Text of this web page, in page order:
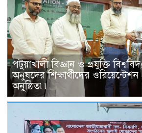
পটুয়াখালী বিজ্ঞান ও প্রযুক্তি
অনুষদের শিক্ষার্থীদের ওরিয়েন্টেশন
অনুষ্ঠিত৷৷